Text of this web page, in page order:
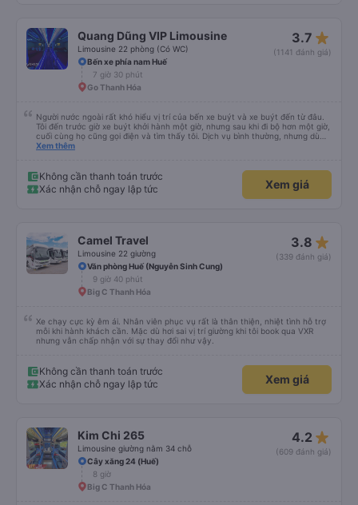
Quang Dũng VIP Limousine
Limousine 22 phòng (Có WC)
3.7 star_rate
(1141 đánh giá)
Bến xe phía nam Huế
7 giờ 30 phút
Go Thanh Hóa
Người nước ngoài rất khó hiểu vị trí của bến xe buýt và xe buýt đến từ đâu.
Tôi đến trước giờ xe buýt khởi hành một giờ, nhưng sau khi đi bộ hơn một giờ,
cuối cùng họ cũng gọi điện và tìm thấy tôi. Dịch vụ bình thường, nhưng dù
sao thì tôi ngủ ngon hơn ở khách sạn vì tôi rất thoải mái. Sẽ tuyệt hơn nếu
Xem thêm
Không cần thanh toán trước
Xác nhận chỗ ngay lập tức
Xem giá
Camel Travel
Limousine 22 giường
3.8 star_rate
(339 đánh giá)
Văn phòng Huế (Nguyễn Sinh Cung)
9 giờ 40 phút
Big C Thanh Hóa
Xe chạy cực kỳ êm ái. Nhân viên phục vụ rất là thân thiện, nhiệt tình hỗ trợ
mỗi khi hành khách cần. Mặc dù hơi sai vị trí giường khi tôi book qua VXR
nhưng vẫn chấp nhận với sự thay đổi như vậy.
Không cần thanh toán trước
Xác nhận chỗ ngay lập tức
Xem giá
Kim Chi 265
Limousine giường nằm 34 chỗ
4.2 star_rate
(609 đánh giá)
Cây xăng 24 (Huế)
8 giờ
Big C Thanh Hóa